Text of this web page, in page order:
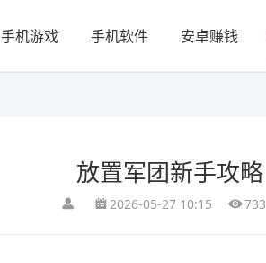
手机游戏 手机软件 安卓赚钱
放置军团新手攻略
2026-05-27 10:15 733